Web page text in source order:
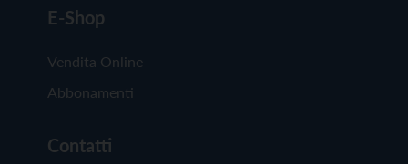
E-Shop
Vendita Online
Abbonamenti
Contatti